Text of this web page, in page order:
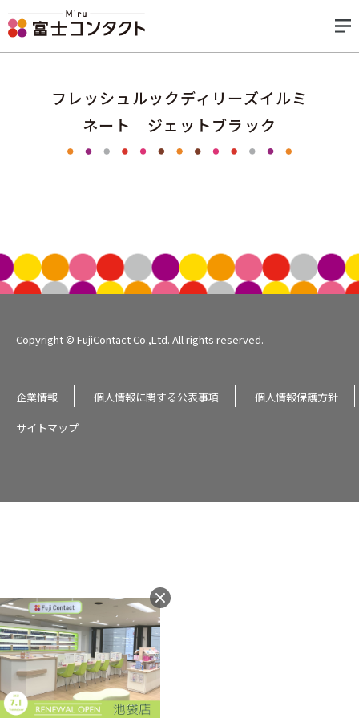
フレッシュルックディリーズイルミ
ネート ジェットブラック
Copyright © FujiContact Co.,Ltd. All rights reserved.
企業情報 個人情報に関する公表事項
個人情報保護方針
サイトマップ